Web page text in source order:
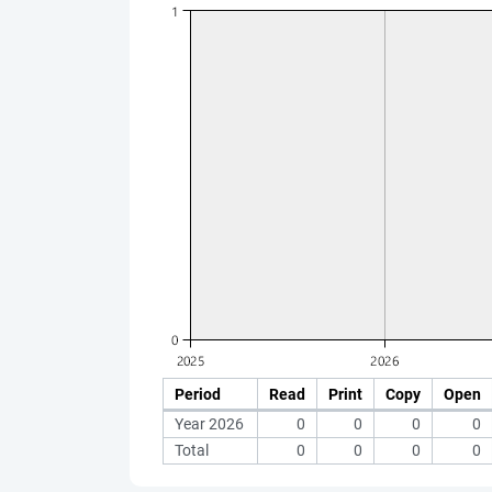
Period Read Print Copy Open
Year 2026
0 0 0 0
Total
0 0 0 0